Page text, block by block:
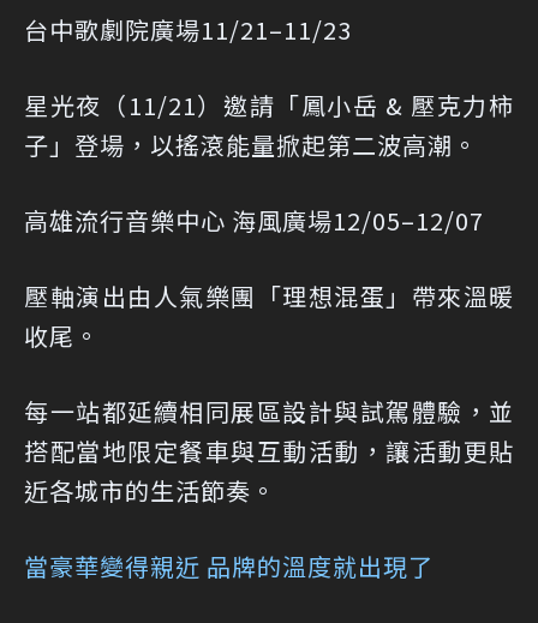
台中歌劇院廣場11/21–11/23
星光夜（11/21）邀請「鳳小岳 & 壓克力柿
子」登場，以搖滾能量掀起第二波高潮。
高雄流行音樂中心 海風廣場12/05–12/07
壓軸演出由人氣樂團「理想混蛋」帶來溫暖
收尾。
每一站都延續相同展區設計與試駕體驗，並
搭配當地限定餐車與互動活動，讓活動更貼
近各城市的生活節奏。
當豪華變得親近 品牌的溫度就出現了